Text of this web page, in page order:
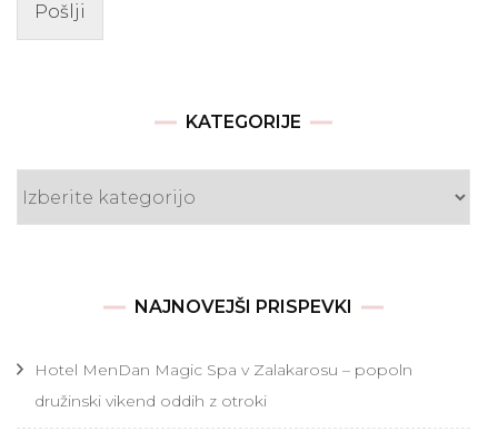
Pošlji
KATEGORIJE
NAJNOVEJŠI PRISPEVKI
Hotel MenDan Magic Spa v Zalakarosu – popoln
družinski vikend oddih z otroki